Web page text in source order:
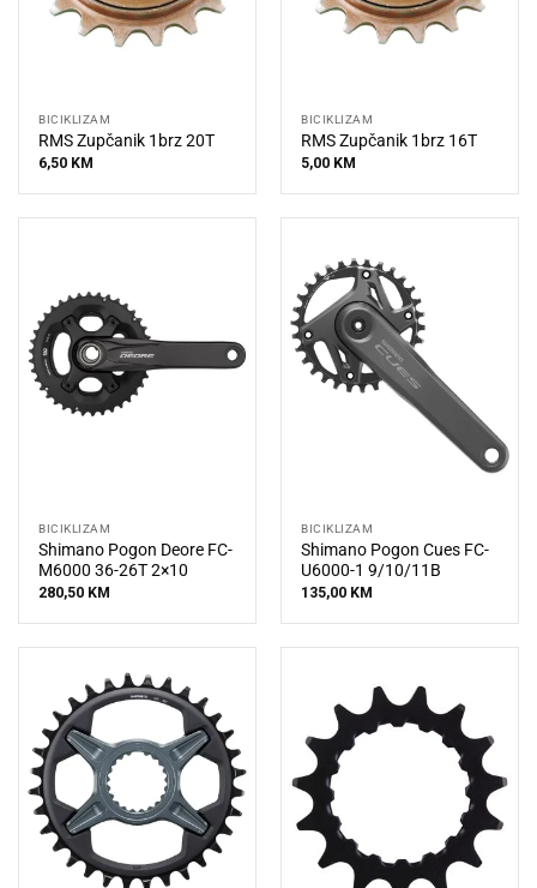
BICIKLIZAM
RMS Zupčanik 1brz 20T
6,50 KM
BICIKLIZAM
RMS Zupčanik 1brz 16T
5,00 KM
BICIKLIZAM
Shimano Pogon Deore FC-
M6000 36-26T 2×10
280,50 KM
BICIKLIZAM
Shimano Pogon Cues FC-
U6000-1 9/10/11B
135,00 KM